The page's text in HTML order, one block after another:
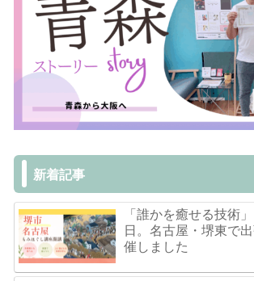
新着記事
「誰かを癒せる技術
日。名古屋・堺東で
催しました